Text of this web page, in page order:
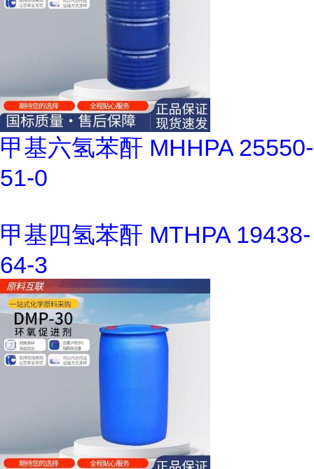
甲基六氢苯酐 MHHPA 25550-
51-0
甲基四氢苯酐 MTHPA 19438-
64-3